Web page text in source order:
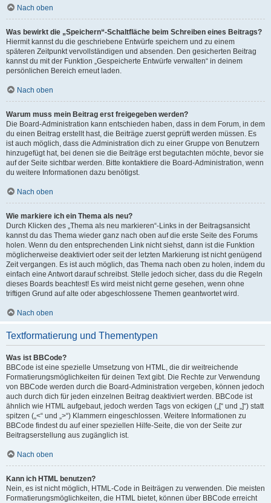
Nach oben
Was bewirkt die „Speichern“-Schaltfläche beim Schreiben eines Beitrags?
Hiermit kannst du die geschriebene Entwürfe speichern und zu einem
späteren Zeitpunkt vervollständigen und absenden. Den gesicherten Beitrag
kannst du mit der Funktion „Gespeicherte Entwürfe verwalten“ in deinem
persönlichen Bereich erneut laden.
Nach oben
Warum muss mein Beitrag erst freigegeben werden?
Die Board-Administration kann entschieden haben, dass in dem Forum, in dem
du einen Beitrag erstellt hast, die Beiträge zuerst geprüft werden müssen. Es
ist auch möglich, dass die Administration dich zu einer Gruppe von Benutzern
hinzugefügt hat, bei denen sie die Beiträge erst begutachten möchte, bevor sie
auf der Seite sichtbar werden. Bitte kontaktiere die Board-Administration, wenn
du weitere Informationen dazu benötigst.
Nach oben
Wie markiere ich ein Thema als neu?
Durch Klicken des „Thema als neu markieren“-Links in der Beitragsansicht
kannst du das Thema wieder ganz nach oben auf die erste Seite des Forums
holen. Wenn du den entsprechenden Link nicht siehst, dann ist die Funktion
möglicherweise deaktiviert oder seit der letzten Markierung ist nicht genügend
Zeit vergangen. Es ist auch möglich, das Thema nach oben zu holen, indem du
einfach eine Antwort darauf schreibst. Stelle jedoch sicher, dass du die Regeln
dieses Boards beachtest! Es wird meist nicht gerne gesehen, wenn ohne
triftigen Grund auf alte oder abgeschlossene Themen geantwortet wird.
Nach oben
Textformatierung und Thementypen
Was ist BBCode?
BBCode ist eine spezielle Umsetzung von HTML, die dir weitreichende
Formatierungsmöglichkeiten für deinen Text gibt. Die Rechte zur Verwendung
von BBCode werden durch die Board-Administration vergeben, können jedoch
auch durch dich für jeden einzelnen Beitrag deaktiviert werden. BBCode ist
ähnlich wie HTML aufgebaut, jedoch werden Tags von eckigen („[“ und „]“) statt
spitzen („<“ und „>“) Klammern eingeschlossen. Weitere Informationen zu
BBCode findest du auf einer speziellen Hilfe-Seite, die von der Seite zur
Beitragserstellung aus zugänglich ist.
Nach oben
Kann ich HTML benutzen?
Nein, es ist nicht möglich, HTML-Code in Beiträgen zu verwenden. Die meisten
Formatierungsmöglichkeiten, die HTML bietet, können über BBCode erreicht